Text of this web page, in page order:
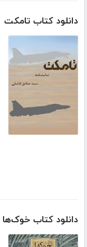
دانلود کتاب تامکت
دانلود کتاب خوک‌ها